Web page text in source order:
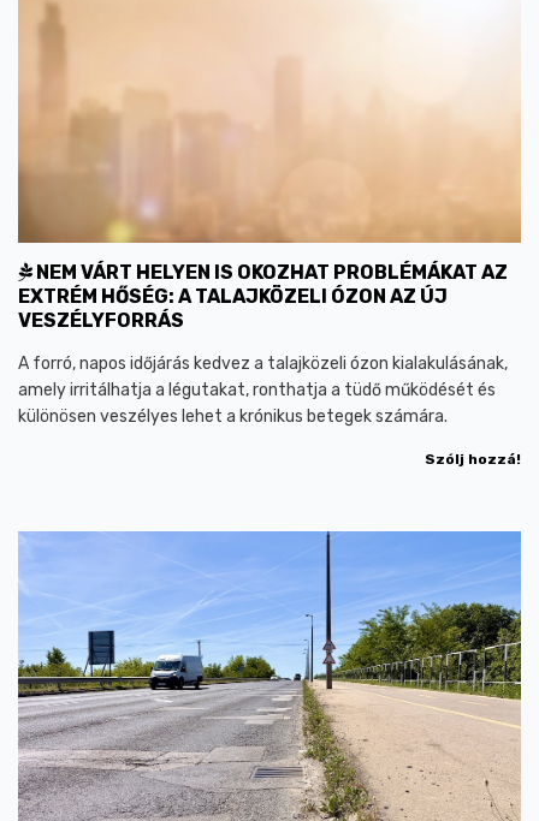
NEM VÁRT HELYEN IS OKOZHAT PROBLÉMÁKAT AZ
EXTRÉM HŐSÉG: A TALAJKÖZELI ÓZON AZ ÚJ
VESZÉLYFORRÁS
A forró, napos időjárás kedvez a talajközeli ózon kialakulásának,
amely irritálhatja a légutakat, ronthatja a tüdő működését és
különösen veszélyes lehet a krónikus betegek számára.
Szólj hozzá!